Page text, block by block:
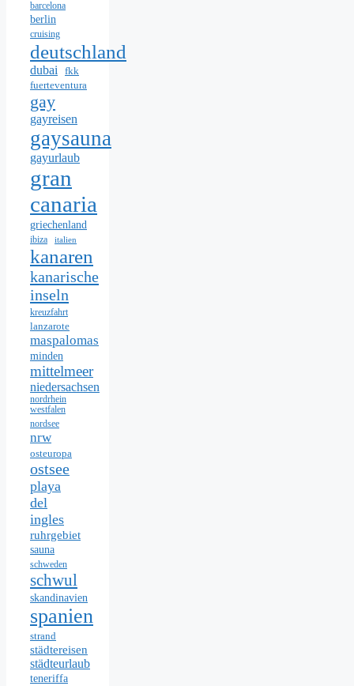
barcelona
berlin
cruising
deutschland
dubai
fkk
fuerteventura
gay
gayreisen
gaysauna
gayurlaub
gran
canaria
griechenland
ibiza italien
kanaren
kanarische
inseln
kreuzfahrt
lanzarote
maspalomas
minden
mittelmeer
niedersachsen
nordrhein
westfalen
nordsee
nrw
osteuropa
ostsee
playa
del
ingles
ruhrgebiet
sauna
schweden
schwul
skandinavien
spanien
strand
städtereisen
städteurlaub
teneriffa